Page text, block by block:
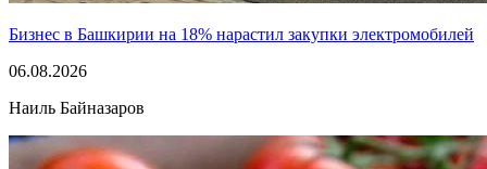
Бизнес в Башкирии на 18% нарастил закупки электромобилей
06.08.2026
Наиль Байназаров